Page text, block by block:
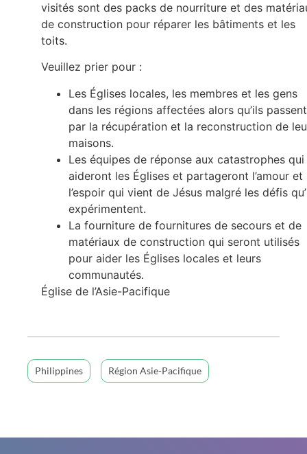
visités sont des packs de nourriture et des
de construction pour réparer les bâtiments et les
toits.
Veuillez prier pour :
Les Églises locales, les membres et les gens
dans les régions affectées alors qu’ils passent
par la récupération et la reconstruction de
maisons.
Les équipes de réponse aux catastrophes qui
aideront les Églises et partageront l’amour et
l’espoir qui vient de Jésus malgré les défis
expérimentent.
La fourniture de fournitures de secours et de
matériaux de construction qui seront utilisés
pour aider les Églises locales et leurs
communautés.
Église de l’Asie-Pacifique
Philippines Région Asie-Pacifique